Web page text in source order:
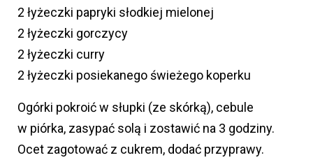
2 łyżeczki papryki słodkiej mielonej
2 łyżeczki gorczycy
2 łyżeczki curry
2 łyżeczki posiekanego świeżego koperku
Ogórki pokroić w słupki (ze skórką), cebule
w piórka, zasypać solą i zostawić na 3 godziny.
Ocet zagotować z cukrem, dodać przyprawy.